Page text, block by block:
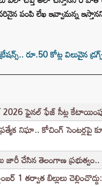
పంపి లేఖ ఇవ్వామన్న
రూ.50 కోట్ల విలువైన
ఫైనల్ ఫేజ్ సీట్ల
నిఘా.. కోచింగ్ సెంటర్లపై
జారీ చేసిన తెలంగాణ ప్రభుత్వం..
తర్వాత బిల్లులు